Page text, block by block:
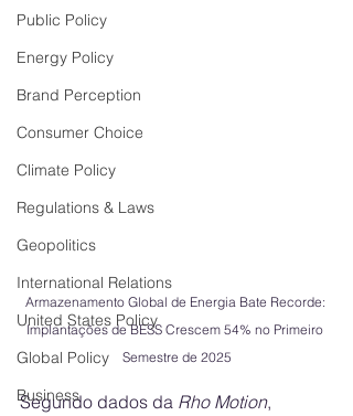
Public Policy
Energy Policy
Brand Perception
Consumer Choice
Climate Policy
Regulations & Laws
Geopolitics
International Relations
United States Policy
Global Policy
Business
Armazenamento Global de Energia Bate Recorde:
Implantações de BESS Crescem 54% no Primeiro
Semestre de 2025
Segundo dados da Rho Motion,